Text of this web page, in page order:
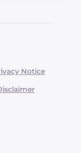
Notice